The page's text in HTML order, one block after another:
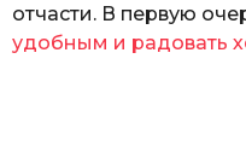
отчасти. В первую
удобным и радовать